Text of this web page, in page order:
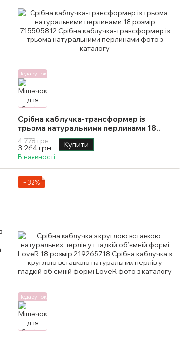
Подарунок
Срібна каблучка-трансформер із
трьома натуральними перлинами 18
розмір
4 778 грн
3 264 грн Купити
В наявності
Подарунок
−32%